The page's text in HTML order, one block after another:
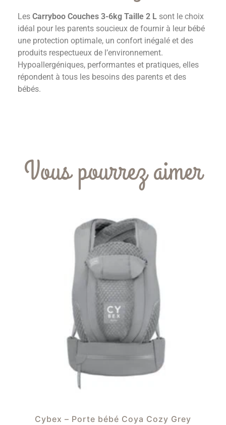
Les Carryboo Couches 3-6kg Taille 2 L sont le choix
idéal pour les parents soucieux de fournir à leur bébé
une protection optimale, un confort inégalé et des
produits respectueux de l’environnement.
Hypoallergéniques, performantes et pratiques, elles
répondent à tous les besoins des parents et des
bébés.
Vous pourrez aimer
Cybex – Porte bébé Coya Cozy Grey